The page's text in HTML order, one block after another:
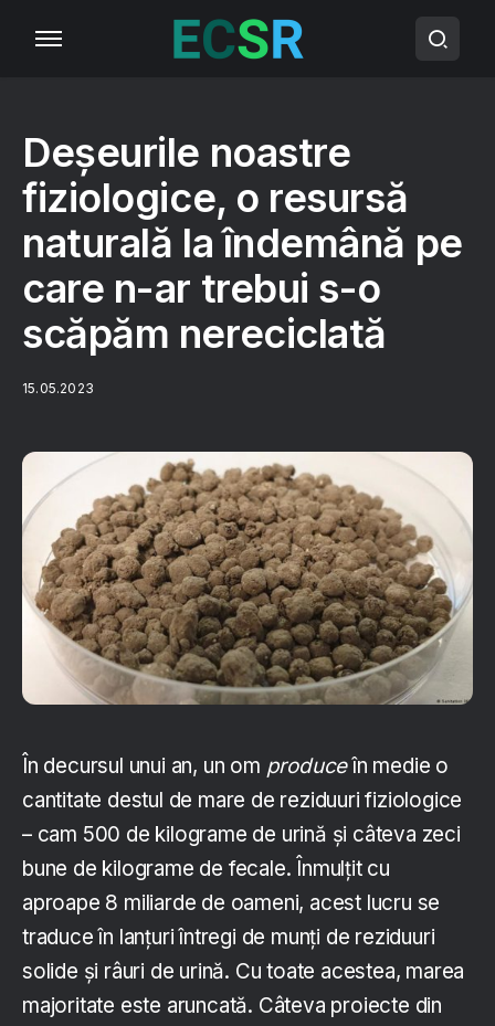
Deșeurile noastre
fiziologice, o resursă
naturală la îndemână pe
care n-ar trebui s-o
scăpăm nereciclată
15.05.2023
În decursul unui an, un om produceîn medie o
cantitate destul de mare de reziduuri fiziologice
– cam 500 de kilograme de urină și câteva zeci
bune de kilograme de fecale. Înmulțit cu
aproape 8 miliarde de oameni, acest lucru se
traduce în lanțuri întregi de munți de reziduuri
solide și râuri de urină. Cu toate acestea, marea
majoritate este aruncată. Câteva proiecte din